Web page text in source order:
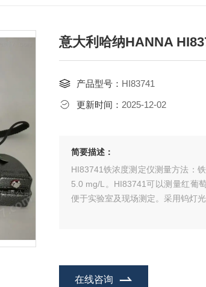
意大利哈纳HANNA
产品型号： HI83741
更新时间： 2025-12-02
简要描述：
HI83741铁浓度测定仪测量方法：
5.0 mg/L。HI83741可以测量红葡
便于实验室及现场测定。采用钨灯
在线咨询